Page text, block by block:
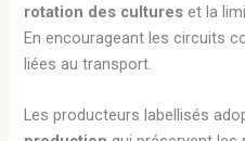
rotation des cultures et la
En encourageant les circuits
liées au transport.
Les producteurs labellisés